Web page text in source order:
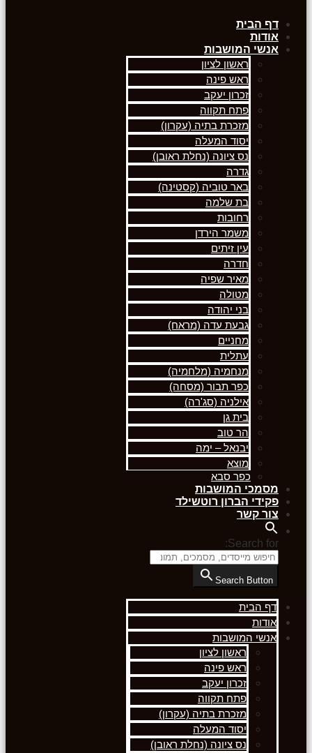
דף הבית
אודות
אנשי המושבות
ראשון לציון
ראש פינה
זכרון יעקב
פתח תקווה
מזכרת בתיה (עקרון)
יסוד המעלה
נס ציונה (נחלת ראובן)
גדרה
באר טוביה (קסטינה)
בת שלמה
רחובות
משמר הירדן
עין זיתים
חדרה
מאיר שפיה
מטולה
בני יהודה
גבעת עדה (מראח)
מחניים
עתלית
מנחמיה (מלחמיה)
כפר תבור (מסחה)
אילניה (סג'רה)
בית גן
הר טוב
יבנאל – ימה
מוצא
כפר סבא
מסמכי המושבות
פקידי הברון רוטשילד
צור קשר
Search for:
Search Button
דף הבית
אודות
אנשי המושבות
ראשון לציון
ראש פינה
זכרון יעקב
פתח תקווה
מזכרת בתיה (עקרון)
יסוד המעלה
נס ציונה (נחלת ראובן)